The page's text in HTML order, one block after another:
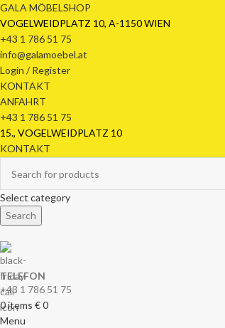
GALA MÖBELSHOP
VOGELWEIDPLATZ 10, A-1150 WIEN
+43 1 786 51 75
info@galamoebel.at
Login / Register
KONTAKT
ANFAHRT
+43 1 786 51 75
15., VOGELWEIDPLATZ 10
KONTAKT
Select category
Search
TELEFON
+43 1 786 51 75
0items €0
Menu